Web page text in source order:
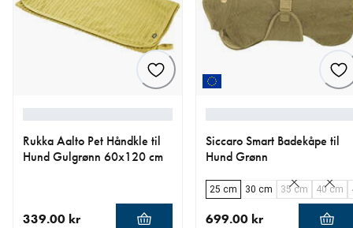
Rukka Aalto Pet Håndkle til
Hund Gulgrønn 60x120 cm
339.00 kr
Siccaro Smart Badekåpe til
Hund Grønn
25 cm 30 cm 35 cm 40 cm
699.00 kr